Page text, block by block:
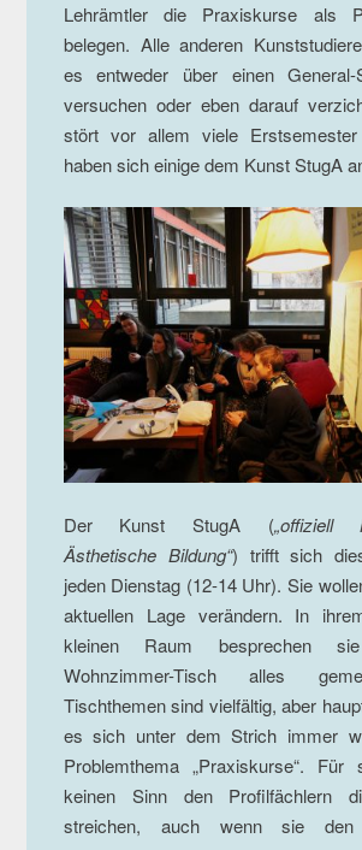
Lehrämtler die Praxiskurse als
belegen. Alle anderen
es entweder über einen General-
versuchen oder eben darauf
stört vor allem viele
haben sich einige dem Kunst StugA
Der Kunst StugA („offiziell
Ästhetische Bildung“) trifft sich
jeden Dienstag (12-14 Uhr). Sie
aktuellen Lage verändern. In
kleinen Raum besprechen
Wohnzimmer-Tisch alles
Tischthemen sind vielfältig, aber
es sich unter dem Strich immer
Problemthema „Praxiskurse“.
keinen Sinn den Profilfächlern
streichen, auch wenn sie